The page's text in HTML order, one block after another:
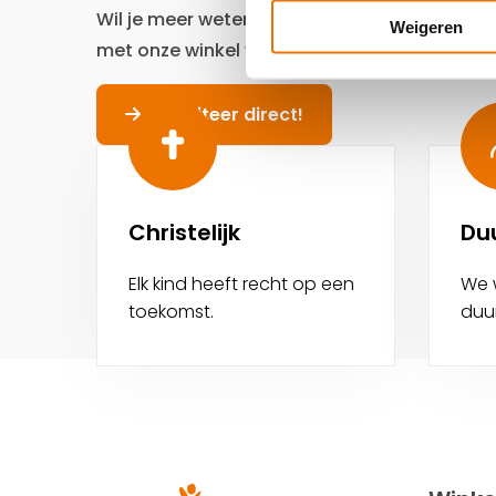
Weigeren
Wil je meer weten? Of lijkt het je leuk om
met onze winkel via
Solliciteer direct!
Christelijk
Elk kind heeft recht op een
toekomst.
We